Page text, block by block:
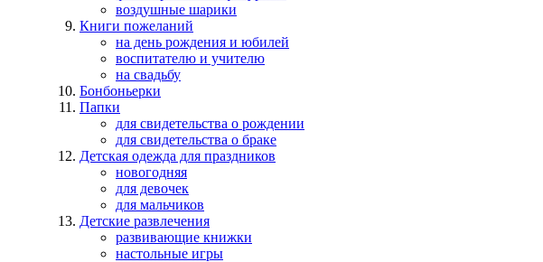
воздушные шарики
Книги пожеланий
на день рождения и юбилей
воспитателю и учителю
на свадьбу
Бонбоньерки
Папки
для свидетельства о рождении
для свидетельства о браке
Детская одежда для праздников
новогодняя
для девочек
для мальчиков
Детские развлечения
развивающие книжки
настольные игры